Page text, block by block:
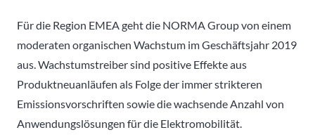
Für die Region EMEA geht die NORMA Group von einem
moderaten organischen Wachstum im Geschäftsjahr 2019
aus. Wachstumstreiber sind positive Effekte aus
Produktneuanläufen als Folge der immer strikteren
Emissionsvorschriften sowie die wachsende Anzahl von
Anwendungslösungen für die Elektromobilität.